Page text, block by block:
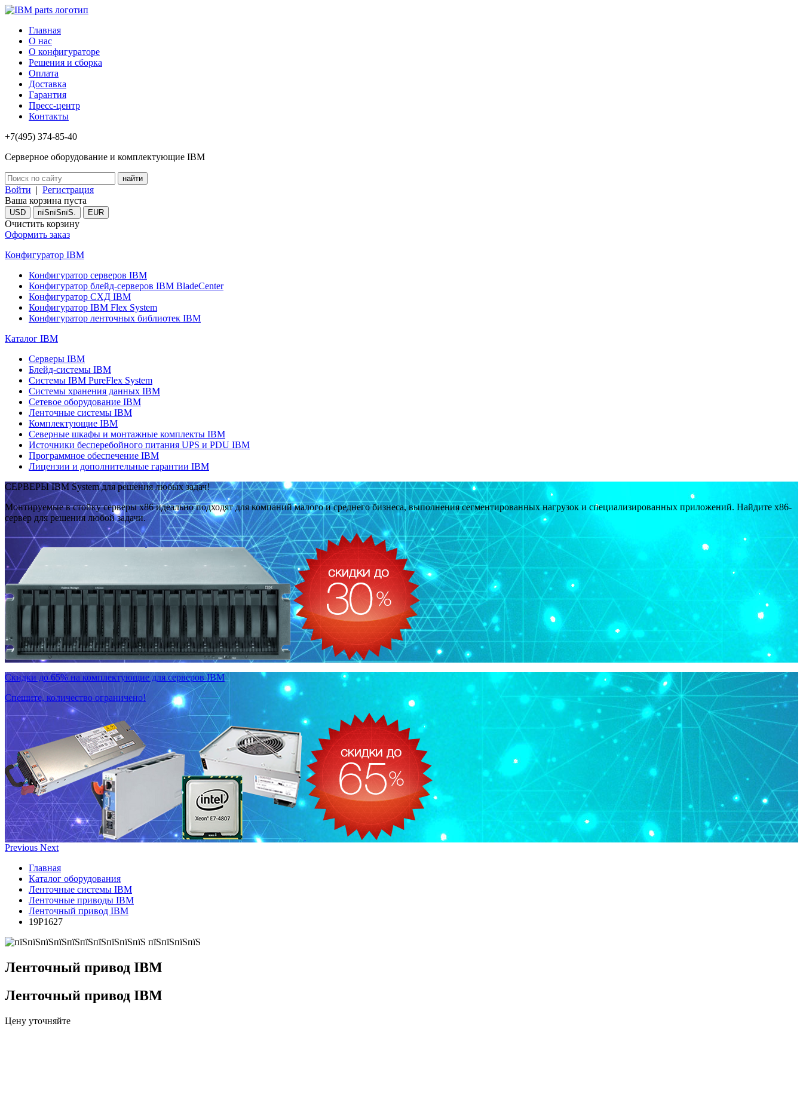
Главная
О нас
О конфигураторе
Решения и сборка
Оплата
Доставка
Гарантия
Пресс-центр
Контакты
+7(495) 374-85-40
Серверное оборудование и комплектующие IBM
Войти | Регистрация
Ваша корзина пуста
USD пїЅпїЅпїЅ. EUR
Очистить корзину
Оформить заказ
Конфигуратор IBM
Конфигуратор серверов IBM
Конфигуратор блейд-серверов IBM BladeCenter
Конфигуратор СХД IBM
Конфигуратор IBM Flex System
Конфигуратор ленточных библиотек IBM
Каталог IBM
Серверы IBM
Блейд-системы IBM
Системы IBM PureFlex System
Системы хранения данных IBM
Сетевое оборудование IBM
Ленточные системы IBM
Комплектующие IBM
Северные шкафы и монтажные комплекты IBM
Источники бесперебойного питания UPS и PDU IBM
Программное обеспечение IBM
Лицензии и дополнительные гарантии IBM
СЕРВЕРЫ IBM System для решения любых задач!
Монтируемые в стойку серверы x86 идеально подходят для компаний малого и среднего бизнеса, выполнения сегментированных нагрузок и специализированных приложений. Найдите x86-
сервер для решения любой задачи.
Скидки до 65% на комплектующие для серверов IBM
Спешите, количество ограничено!
Previous Next
Главная
Каталог оборудования
Ленточные системы IBM
Ленточные приводы IBM
Ленточный привод IBM
19P1627
Ленточный привод IBM
Ленточный привод IBM
Цену уточняйте